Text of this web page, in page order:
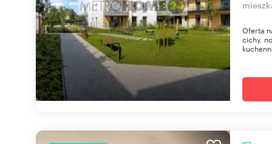
Oferta
cichy,